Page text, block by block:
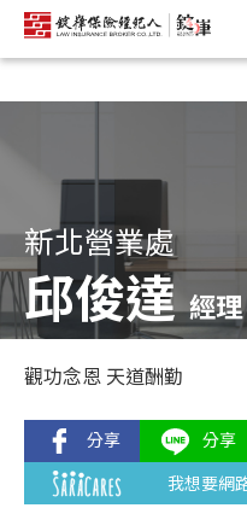
新北營業處
邱俊達 經理
觀功念恩 天道酬勤
我想要網